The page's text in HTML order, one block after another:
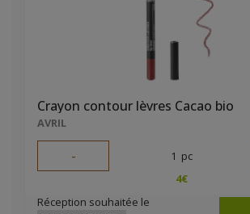
Crayon contour lèvres Cacao bio
AVRIL
- 1 pc
4€
Réception souhaitée le